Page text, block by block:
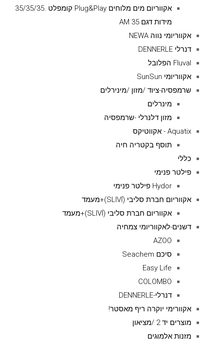
אקווריום מים מלוחים Plug&Play קומפלט .35/35/35
מידות דגם AM 35
אקווריומי נווה NEWA
דנרלי DENNERLE
Fluval הפלובל
אקווריומי SunSun
שרמפסיה-ציוד /מזון /מינירלים
מינרלים
מזון דלנרלי -שרמפסיה
Aquatix - אקווטיקס
תוסף בקטריה חיה
כללי
פילטר פנימי
Hydor פילטר פנימי
אקווריום חברת סליבי (SLIVIׂׂ)+מעמד
אקווריום חברת סליבי (SLIVIׂׂ)+מעמד
דשנים-לאקווריומי צמחיה
AZOO
סיכם Seachem
Easy Life
COLOMBO
דנרלי-DENNERLE
אקוורימי יוקרה ריף מאסטר!
מוצרים יד 2 /מציאון
מזנות אלמוגים